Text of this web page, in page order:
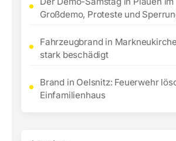
Großdemo, Proteste und
Fahrzeugbrand in
stark beschädigt
Brand in Oelsnitz: Feuerwehr
Einfamilienhaus